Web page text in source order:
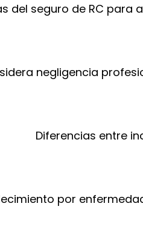
del seguro de RC para
negligencia
Diferencias entre
por